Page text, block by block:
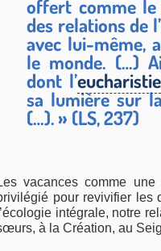
offert comme
des relations de
avec lui-même,
le monde. (…)
dont l’eucharistie
sa lumière sur
(…). » (LS, 237)
vacances comme
pour revivifier les
intégrale, notre
à la Création, au